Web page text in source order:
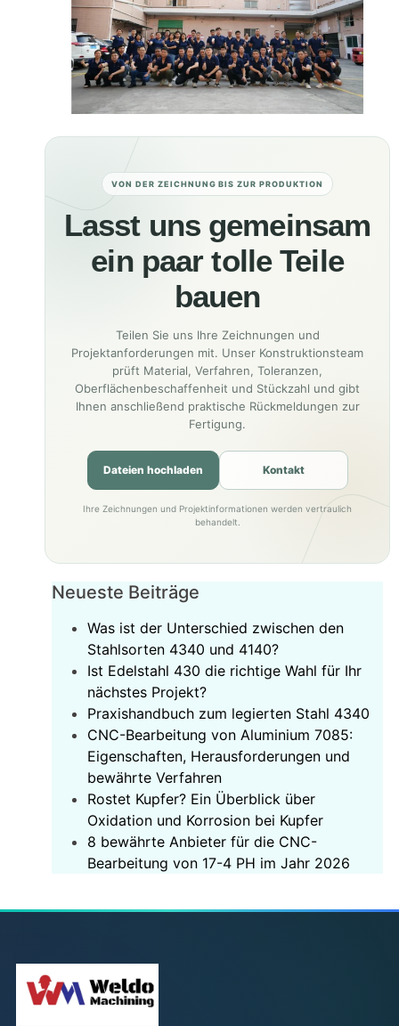
VON DER ZEICHNUNG BIS ZUR PRODUKTION
Lasst uns gemeinsam
ein paar tolle Teile
bauen
Teilen Sie uns Ihre Zeichnungen und
Projektanforderungen mit. Unser Konstruktionsteam
prüft Material, Verfahren, Toleranzen,
Oberflächenbeschaffenheit und Stückzahl und gibt
Ihnen anschließend praktische Rückmeldungen zur
Fertigung.
Dateien hochladen Kontakt
Ihre Zeichnungen und Projektinformationen werden vertraulich
behandelt.
Neueste Beiträge
Was ist der Unterschied zwischen den
Stahlsorten 4340 und 4140?
Ist Edelstahl 430 die richtige Wahl für Ihr
nächstes Projekt?
‌Praxishandbuch zum legierten Stahl 4340‌
CNC-Bearbeitung von Aluminium 7085:
Eigenschaften, Herausforderungen und
bewährte Verfahren
Rostet Kupfer? Ein Überblick über
Oxidation und Korrosion bei Kupfer
8 bewährte Anbieter für die CNC-
Bearbeitung von 17-4 PH im Jahr 2026